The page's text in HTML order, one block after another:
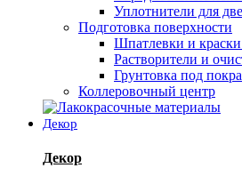
Уплотнители для
Подготовка поверхности
Шпатлевки и краски
Растворители и
Грунтовка под
Коллеровочный центр
Декор
Декор